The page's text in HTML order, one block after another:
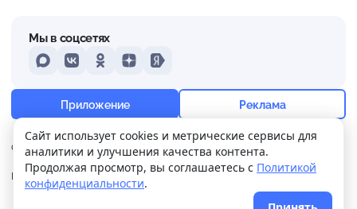
+13° Ощущается как +13
10 м/с 762 мм 92%
О нас Контакты Прислать новость
Реклама
Политика
конфиденциальности
Мы в соцсетях
MAXVKontakteOdnoklassniki
DzenYandex
Приложение Реклама
Сайт использует cookies и метрические сервисы для
аналитики и улучшения качества контента.
Продолжая просмотр, вы соглашаетесь с Политикой
конфиденциальности.